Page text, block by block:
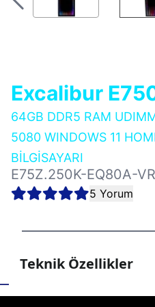
Excalibur
64GB DDR5 RAM
5080 WINDOWS 11
BİLGİSAYARI
E75Z.250K-EQ80A-
5 Yorum
Teknik Özellikler